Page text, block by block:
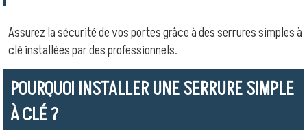
Assurez la sécurité de vos portes grâce à des serrures simples à
clé installées par des professionnels.
POURQUOI INSTALLER UNE SERRURE SIMPLE
À CLÉ ?